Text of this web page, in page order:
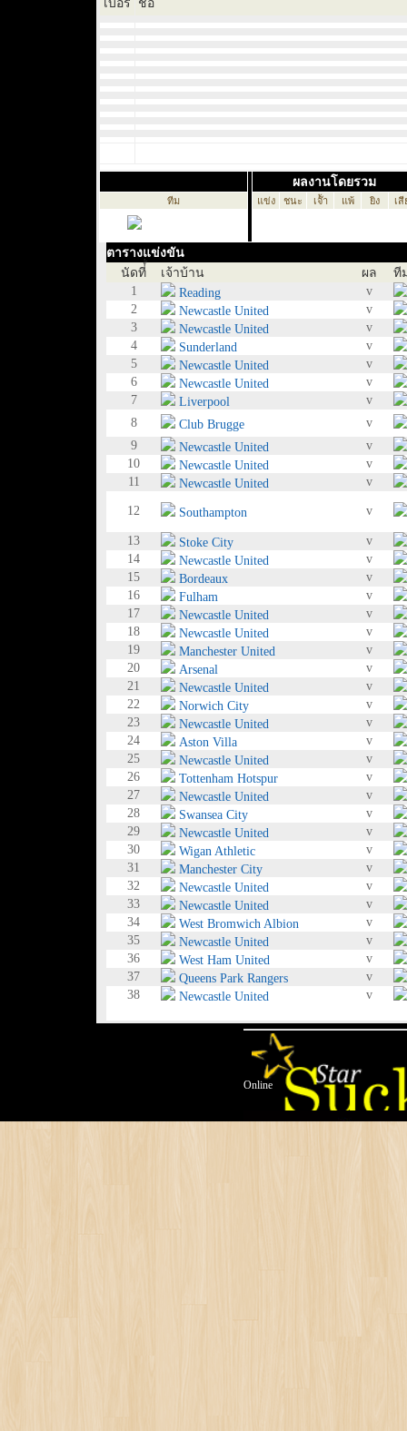
เบอร์ ชื่อ
ผลงานโดยรวม
ทีม แข่ง ชนะ เจ๊้า แพ้ ยิง เสี
ตารางแข่งขัน
นัดที่์่
เจ้าบ้าน ผล
ที
1
Reading
v
2
Newcastle United
v
3
Newcastle United
v
4
Sunderland
v
5
Newcastle United
v
6
Newcastle United
v
7
Liverpool
v
8
Club Brugge
v
9
Newcastle United
v
10
Newcastle United
v
11
Newcastle United v
12 Southampton v
13 Stoke City
v
14
Newcastle United
v
15
Bordeaux
v
16
Fulham
v
17
Newcastle United
v
18
Newcastle United
v
19
Manchester United
v
20
Arsenal
v
21
Newcastle United
v
22
Norwich City
v
23
Newcastle United
v
24
Aston Villa
v
25
Newcastle United
v
26
Tottenham Hotspur
v
27
Newcastle United
v
28
Swansea City
v
29
Newcastle United
v
30
Wigan Athletic
v
31
Manchester City
v
32
Newcastle United
v
33
Newcastle United
v
34
West Bromwich Albion
v
35
Newcastle United
v
36
West Ham United
v
37
Queens Park Rangers
v
38
Newcastle United v
Online